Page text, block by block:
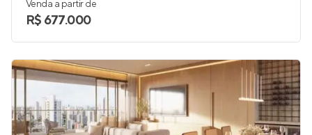
Venda a partir de
R$ 677.000